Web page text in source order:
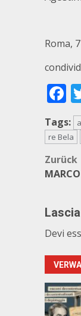
Roma,
Tags:
re Bela
Zurück
Devi